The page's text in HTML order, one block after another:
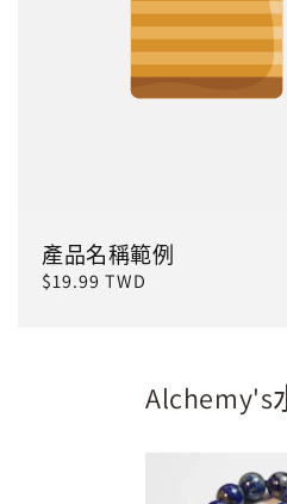
產品名稱範例
定
$19.99 TWD
Alchemy's